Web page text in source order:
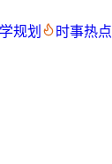
规划 时事热点